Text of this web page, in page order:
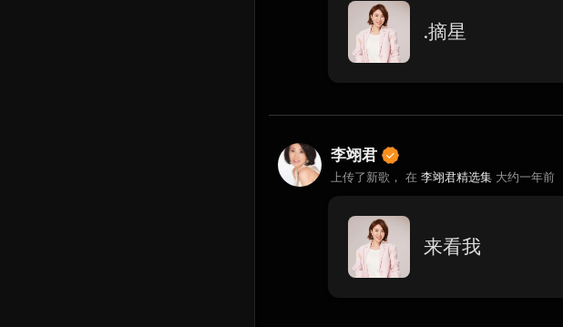
.摘星
李翊君
上传了新歌， 在 李翊君精选集 大约一年前
来看我